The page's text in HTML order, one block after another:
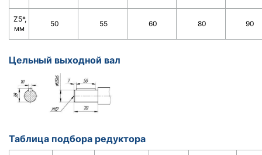
Z5*,
мм
50 55 60 80 90
Цельный выходной вал
Таблица подбора редуктора